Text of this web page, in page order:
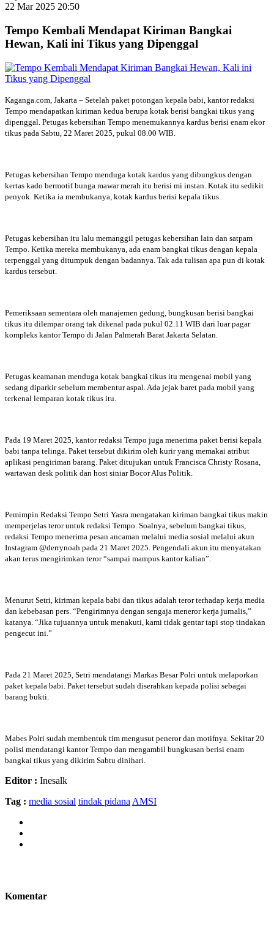
22 Mar 2025 20:50
Tempo Kembali Mendapat Kiriman Bangkai
Hewan, Kali ini Tikus yang Dipenggal
Kaganga.com, Jakarta – Setelah paket potongan kepala babi, kantor redaksi
Tempo mendapatkan kiriman kedua berupa kotak berisi bangkai tikus yang
dipenggal. Petugas kebersihan Tempo menemukannya kardus berisi enam ekor
tikus pada Sabtu, 22 Maret 2025, pukul 08.00 WIB.
Petugas kebersihan Tempo menduga kotak kardus yang dibungkus dengan
kertas kado bermotif bunga mawar merah itu berisi mi instan. Kotak itu sedikit
penyok. Ketika ia membukanya, kotak kardus berisi kepala tikus.
Petugas kebersihan itu lalu memanggil petugas kebersihan lain dan satpam
Tempo. Ketika mereka membukanya, ada enam bangkai tikus dengan kepala
terpenggal yang ditumpuk dengan badannya. Tak ada tulisan apa pun di kotak
kardus tersebut.
Pemeriksaan sementara oleh manajemen gedung, bungkusan berisi bangkai
tikus itu dilempar orang tak dikenal pada pukul 02.11 WIB dari luar pagar
kompleks kantor Tempo di Jalan Palmerah Barat Jakarta Selatan.
Petugas keamanan menduga kotak bangkai tikus itu mengenai mobil yang
sedang diparkir sebelum membentur aspal. Ada jejak baret pada mobil yang
terkenal lemparan kotak tikus itu.
Pada 19 Maret 2025, kantor redaksi Tempo juga menerima paket berisi kepala
babi tanpa telinga. Paket tersebut dikirim oleh kurir yang memakai atribut
aplikasi pengiriman barang. Paket ditujukan untuk Francisca Christy Rosana,
wartawan desk politik dan host siniar Bocor Alus Politik.
Pemimpin Redaksi Tempo Setri Yasra mengatakan kiriman bangkai tikus makin
memperjelas teror untuk redaksi Tempo. Soalnya, sebelum bangkai tikus,
redaksi Tempo menerima pesan ancaman melalui media sosial melalui akun
Instagram @derrynoah pada 21 Maret 2025. Pengendali akun itu menyatakan
akan terus mengirimkan teror “sampai mampus kantor kalian”.
Menurut Setri, kiriman kepala babi dan tikus adalah teror terhadap kerja media
dan kebebasan pers. “Pengirimnya dengan sengaja meneror kerja jurnalis,”
katanya. “Jika tujuannya untuk menakuti, kami tidak gentar tapi stop tindakan
pengecut ini.”
Pada 21 Maret 2025, Setri mendatangi Markas Besar Polri untuk melaporkan
paket kepala babi. Paket tersebut sudah diserahkan kepada polisi sebagai
barang bukti.
Mabes Polri sudah membentuk tim mengusut peneror dan motifnya. Sekitar 20
polisi mendatangi kantor Tempo dan mengambil bungkusan berisi enam
bangkai tikus yang dikirim Sabtu dinihari.
Editor : Inesalk
Tag : media sosial tindak pidana AMSI
Komentar